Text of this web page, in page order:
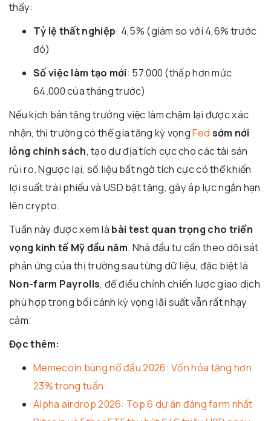
thấy:
Tỷ lệ thất nghiệp: 4,5% (giảm so với 4,6% trước
đó)
Số việc làm tạo mới: 57.000 (thấp hơn mức
64.000 của tháng trước)
Nếu kịch bản tăng trưởng việc làm chậm lại được xác
nhận, thị trường có thể gia tăng kỳ vọngFed sớm nới
lỏng chính sách, tạo dư địa tích cực cho các tài sản
rủi ro. Ngược lại, số liệu bất ngờ tích cực có thể khiến
lợi suất trái phiếu và USD bật tăng, gây áp lực ngắn hạn
lên crypto.
Tuần này được xem là bài test quan trọng cho triển
vọng kinh tế Mỹ đầu năm. Nhà đầu tư cần theo dõi sát
phản ứng của thị trường sau từng dữ liệu, đặc biệt là
Non-farm Payrolls, để điều chỉnh chiến lược giao dịch
phù hợp trong bối cảnh kỳ vọng lãi suất vẫn rất nhạy
cảm.
Đọc thêm:
Memecoin bùng nổ đầu 2026: Vốn hóa tăng hơn
23% trong tuần
Alpha airdrop 2026: Top 6 dự án đáng farm nhất